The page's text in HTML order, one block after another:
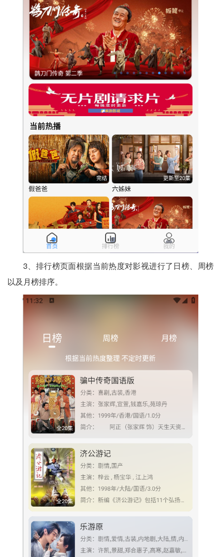
3、排行榜页面根据当前热度对影视进行了日榜、周榜
以及月榜排序。